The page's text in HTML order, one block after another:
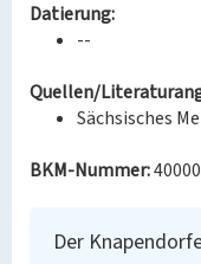
Datierung:
--
Quellen/
Sächsisches
BKM-Nummer:
Der